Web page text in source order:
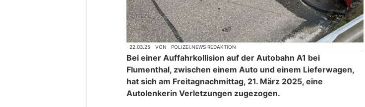
22.03.25 VON POLIZEI.NEWS REDAKTION
Bei einer Auffahrkollision auf der Autobahn A1 bei
Flumenthal, zwischen einem Auto und einem Lieferwagen,
hat sich am Freitagnachmittag, 21. März 2025, eine
Autolenkerin Verletzungen zugezogen.